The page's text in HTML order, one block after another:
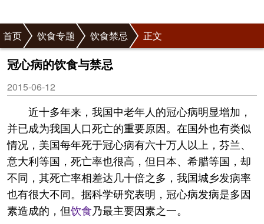
首页 饮食专题 饮食禁忌 正文
冠心病的饮食与禁忌
2015-06-12
近十多年来，我国中老年人的冠心病明显增加，
并已成为我国人口死亡的重要原因。在国外也有类似
情况，美国每年死于冠心病有六十万人以上，芬兰、
意大利等国，死亡率也很高，但日本、希腊等国，却
不同，其死亡率相差达几十倍之多，我国城乡发病率
也有很大不同。据科学研究表明，冠心病发病是多因
素造成的，但饮食乃最主要因素之一。